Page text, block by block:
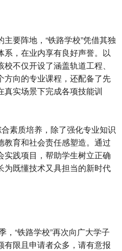
要阵地，“铁路学校”凭借其独
，在业内享有良好声誉。以
不仅开设了涵盖轨道工程、
方向的专业课程，还配备了先
实场景下完成各项技能训
素质培养，除了强化专业知识
育和社会责任感塑造。通过
践项目，帮助学生树立正确
为既懂技术又具担当的新时代
“铁路学校”再次向广大学子
限且申请者众多，请有意报